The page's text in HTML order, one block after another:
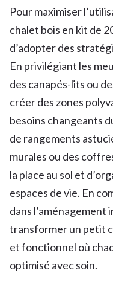
Pour maximiser
chalet bois en kit de
d’adopter des
En privilégiant les
des canapés-lits ou
créer des zones
besoins changeants
de rangements
murales ou des
la place au sol et
espaces de vie. En
dans l’aménagement
transformer un petit
et fonctionnel où
optimisé avec soin.